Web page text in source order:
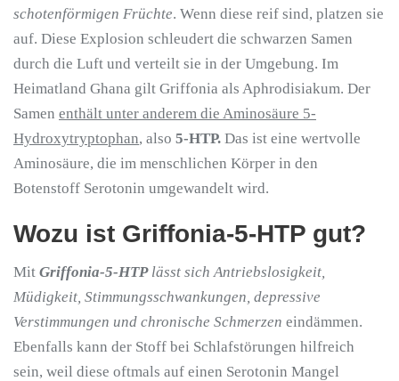
schotenförmigen Früchte. Wenn diese reif sind, platzen sie
auf. Diese Explosion schleudert die schwarzen Samen
durch die Luft und verteilt sie in der Umgebung. Im
Heimatland Ghana gilt Griffonia als Aphrodisiakum. Der
Samen enthält unter anderem die Aminosäure 5-
Hydroxytryptophan, also 5-HTP. Das ist eine wertvolle
Aminosäure, die im menschlichen Körper in den
Botenstoff Serotonin umgewandelt wird.
Wozu ist Griffonia-5-HTP gut?
Mit Griffonia-5-HTPlässt sich Antriebslosigkeit,
Müdigkeit, Stimmungsschwankungen, depressive
Verstimmungen und chronische Schmerzen eindämmen.
Ebenfalls kann der Stoff bei Schlafstörungen hilfreich
sein, weil diese oftmals auf einen Serotonin Mangel